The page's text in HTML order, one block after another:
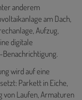
anderem
am Dach,
Aufzug,
digitale
wird auf eine
Parkett in Eiche,
von Laufen, Armaturen